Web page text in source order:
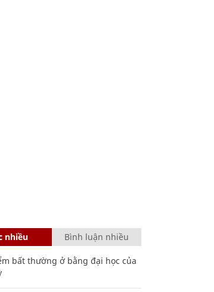
nhiều Bình luận nhiều
bất thường ở bằng đại học của